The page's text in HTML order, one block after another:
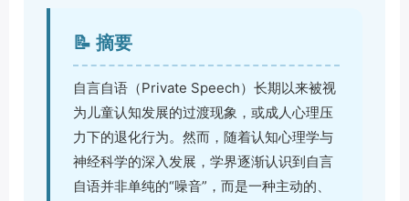
📝 摘要
自言自语（Private Speech）长期以来被视
为儿童认知发展的过渡现象，或成人心理压
力下的退化行为。然而，随着认知心理学与
神经科学的深入发展，学界逐渐认识到自言
自语并非单纯的“噪音”，而是一种主动的、